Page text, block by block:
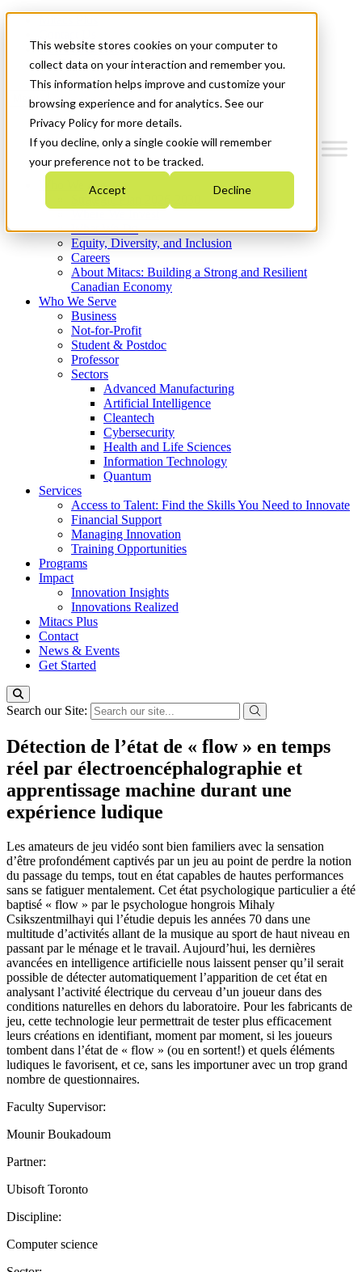
This website stores cookies on your computer to
collect data on your interaction and remember you.
This information helps improve and customize your
browsing experience and for analytics. See our
Privacy Policy for more details.
If you decline, only a single cookie will remember
your preference not to be tracked.
Accept Decline
News & Events
Get Started
Menu
Who We Are
Strategic Plan 2026-2030
What We Do
Equity, Diversity, and Inclusion
Careers
About Mitacs: Building a Strong and Resilient
Canadian Economy
Who We Serve
Business
Not-for-Profit
Student & Postdoc
Professor
Sectors
Advanced Manufacturing
Artificial Intelligence
Cleantech
Cybersecurity
Health and Life Sciences
Information Technology
Quantum
Services
Access to Talent: Find the Skills You Need to Innovate
Financial Support
Managing Innovation
Training Opportunities
Programs
Impact
Innovation Insights
Innovations Realized
Mitacs Plus
Contact
News & Events
Get Started
Search our Site:
Détection de l’état de « flow » en temps
réel par électroencéphalographie et
apprentissage machine durant une
expérience ludique
Les amateurs de jeu vidéo sont bien familiers avec la sensation
d’être profondément captivés par un jeu au point de perdre la notion
du passage du temps, tout en état capables de hautes performances
sans se fatiguer mentalement. Cet état psychologique particulier a été
baptisé « flow » par le psychologue hongrois Mihaly
Csikszentmilhayi qui l’étudie depuis les années 70 dans une
multitude d’activités allant de la musique au sport de haut niveau en
passant par le ménage et le travail. Aujourd’hui, les dernières
avancées en intelligence artificielle nous laissent penser qu’il serait
possible de détecter automatiquement l’apparition de cet état en
analysant l’activité électrique du cerveau d’un joueur dans des
conditions naturelles en dehors du laboratoire. Pour les fabricants de
jeu, cette technologie leur permettrait de tester plus efficacement
leurs créations en identifiant, moment par moment, si les joueurs
tombent dans l’état de « flow » (ou en sortent!) et quels éléments
ludiques le favorisent, et ce, sans les importuner avec un trop grand
nombre de questionnaires.
Faculty Supervisor:
Mounir Boukadoum
Partner:
Ubisoft Toronto
Discipline:
Computer science